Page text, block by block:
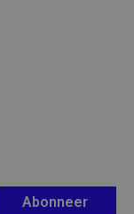
Abonneer